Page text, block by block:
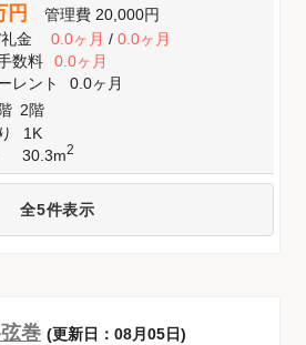
円 管理費 20,000円
礼金 0.0ヶ月/ 0.0ヶ月
数料
0.0ヶ月
レント
0.0ヶ月
2階
1K
30.3m2
全5件表示
巻 (更新日：08月05日)